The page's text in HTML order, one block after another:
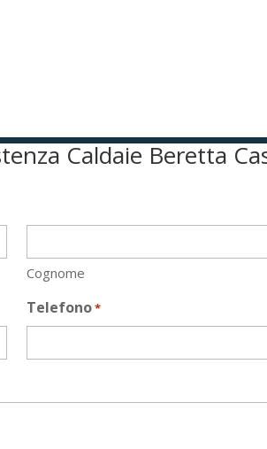
Caldaie Beretta
Cognome
Telefono*